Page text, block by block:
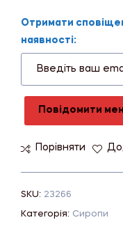
Отримати
наявності:
Повідомити
Порівняти
SKU: 23266
Категорія: Сиропи